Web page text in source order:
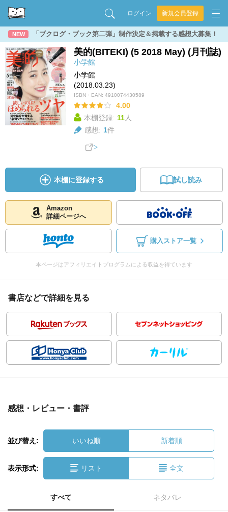
ログイン 新規会員登録
NEW 「ブクログ・ブック第二弾」制作決定＆掲載する感想大募集！
美的(BITEKI) (5 2018 May) (月刊誌)
小学館
小学館
(2018.03.23)
ISBN・EAN: 4910074430589
4.00
本棚登録: 11人
感想: 1件
本棚に登録する 試し読み
Amazon
詳細ページへ
購入ストア一覧
本ページはアフィリエイトプログラムによる収益を得ています
書店などで詳細を見る
感想・レビュー・書評
並び替え: いいね順 新着順
表示形式: リスト 全文
すべて ネタバレ